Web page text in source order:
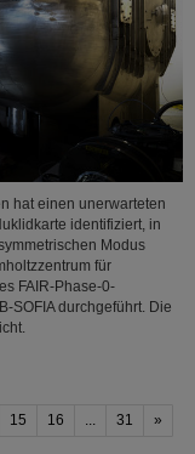
hat einen unerwarteten
identifiziert, in
Modus
für
FAIR-Phase-0-
SOFIA durchgeführt. Die
15 16 31 »